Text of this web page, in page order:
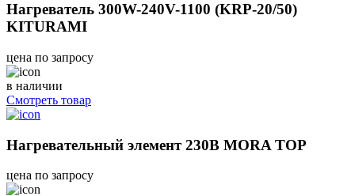
Нагреватель 300W-240V-1100 (KRP-20/50)
KITURAMI
цена по запросу
в наличии
Смотреть товар
Нагревательный элемент 230В MORA TOP
цена по запросу